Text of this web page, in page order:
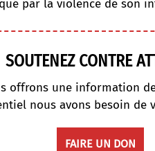
par la violence de son
SOUTENEZ CONTRE
offrons une information
nous avons besoin de
FAIRE UN DON